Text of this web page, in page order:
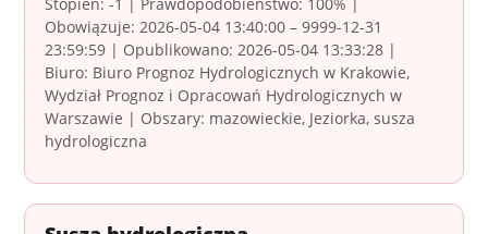
Obowiązuje: 2026-05-04 13:40:00 – 9999-12-31
23:59:59 | Opublikowano: 2026-05-04 13:33:28 |
Biuro: Biuro Prognoz Hydrologicznych w Krakowie,
Wydział Prognoz i Opracowań Hydrologicznych w
Warszawie | Obszary: mazowieckie, Jeziorka, susza
hydrologiczna